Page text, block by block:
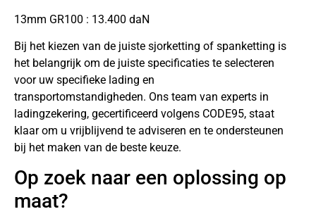
13mm GR100 : 13.400 daN
Bij het kiezen van de juiste sjorketting of spanketting is
het belangrijk om de juiste specificaties te selecteren
voor uw specifieke lading en
transportomstandigheden. Ons team van experts in
ladingzekering, gecertificeerd volgens CODE95, staat
klaar om u vrijblijvend te adviseren en te ondersteunen
bij het maken van de beste keuze.
Op zoek naar een oplossing op
maat?